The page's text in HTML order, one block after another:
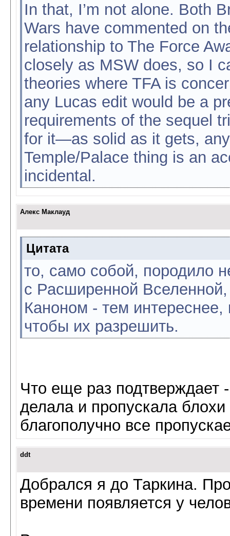
In that, I’m not alone. Both
Wars have commented on
relationship to The Force
closely as MSW does, so I
theories where TFA is
any Lucas edit would be a
requirements of the sequel
for it—as solid as it gets,
Temple/Palace thing is an
incidental.
Алекс Маклауд
Цитата
то, само собой, породило
с Расширенной
Каноном - тем
чтобы их разрешить.
Что еще раз подтверждает
делала и пропускала
благополучно все
ddt
Добрался я до Таркина.
времени появляется у